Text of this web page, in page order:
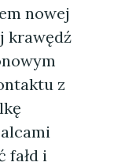
nowej
krawędź
z
fałd i